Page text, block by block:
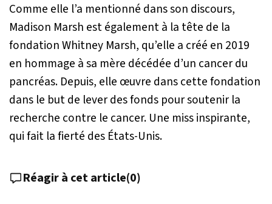
Comme elle l’a mentionné dans son discours,
Madison Marsh est également à la tête de la
fondation Whitney Marsh, qu’elle a créé en 2019
en hommage à sa mère décédée d’un cancer du
pancréas. Depuis, elle œuvre dans cette fondation
dans le but de lever des fonds pour soutenir la
recherche contre le cancer. Une miss inspirante,
qui fait la fierté des États-Unis.
Réagir à cet article(0)